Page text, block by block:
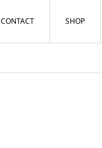
CONTACT SHOP